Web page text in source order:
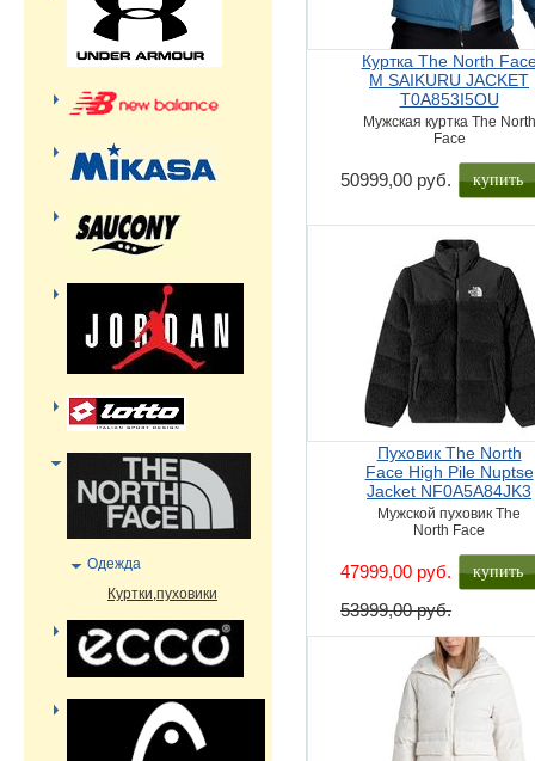
Куртка The North
M SAIKURU JACKET
T0A853I5OU
Мужская куртка The North
Face
50999,00 руб. купить
Пуховик The North
Face High Pile Nuptse
Jacket NF0A5A84JK3
Мужской пуховик The
North Face
47999,00 руб.
53999,00 руб.
купить
Одежда
Куртки,пуховики